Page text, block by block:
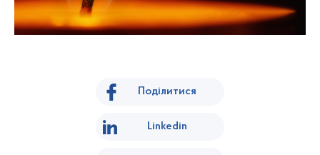
Поділитися
Linkedin